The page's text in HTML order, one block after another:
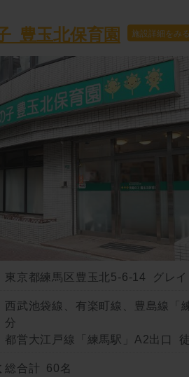
豊玉北保育園
東京都練馬区豊玉北5-6-14 グレ
西武池袋線、有楽町線、豊島線「
分
都営大江戸線「練馬駅」A2出口
総合計 60名